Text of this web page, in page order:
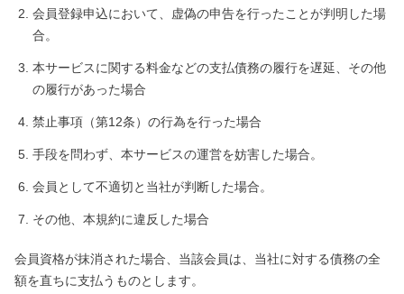
会員登録申込において、虚偽の申告を行ったことが判明した場
合。
本サービスに関する料金などの支払債務の履行を遅延、その他
の履行があった場合
禁止事項（第12条）の行為を行った場合
手段を問わず、本サービスの運営を妨害した場合。
会員として不適切と当社が判断した場合。
その他、本規約に違反した場合
会員資格が抹消された場合、当該会員は、当社に対する債務の全
額を直ちに支払うものとします。